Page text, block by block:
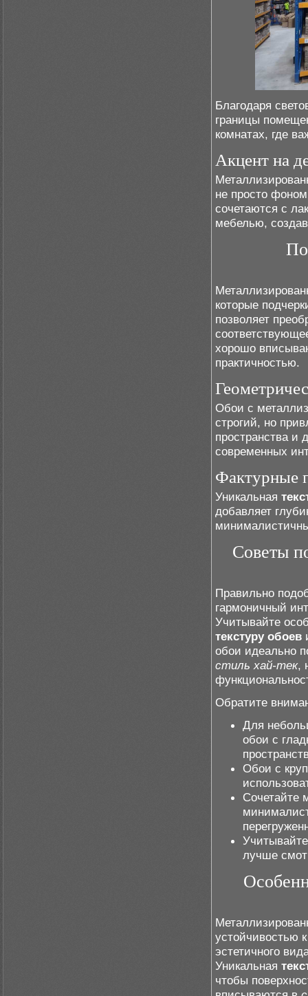
Благодаря
границы
комнатах, где
Акцент на
не просто
сочетаются с
мебелью,
которые
позволяет
хорошо
практичностью.
Обои с
строгий, но
пространства и
современных
Фактурные
Уникальная
добавляет
Советы
Правильно
гармоничный
Учитывайте
текстуру обоев
обои идеально
стиль хай-тек,
Обратите
Для
обои с
Обои с
Сочетайте
лучше
устойчивостью
эстетичного
Уникальная
чтобы